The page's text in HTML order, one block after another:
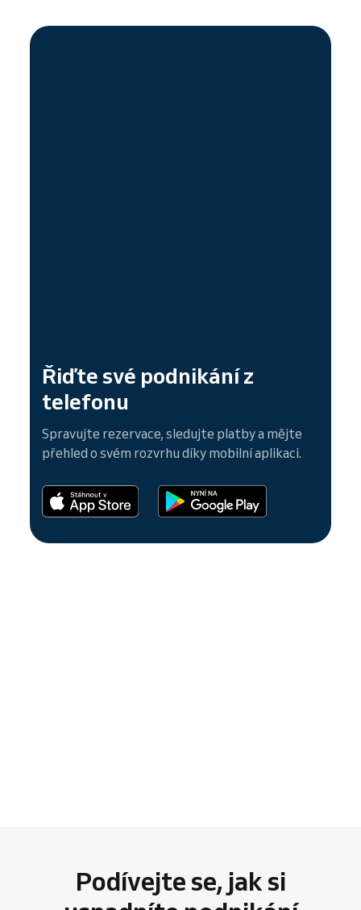
Řiďte své podnikání z
telefonu
Spravujte rezervace, sledujte platby a mějte
přehled o svém rozvrhu díky mobilní aplikaci.
Podívejte se, jak si